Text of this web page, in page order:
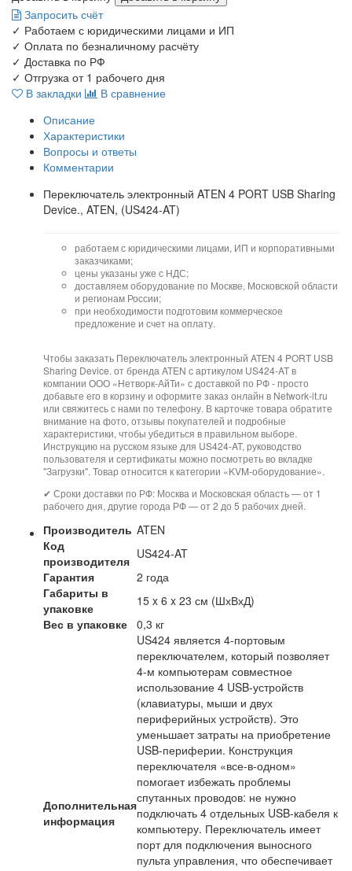
Запросить счёт
✓ Работаем с юридическими лицами и ИП
✓ Оплата по безналичному расчёту
✓ Доставка по РФ
✓ Отгрузка от 1 рабочего дня
В закладки
В сравнение
Описание
Характеристики
Вопросы и ответы
Комментарии
Переключатель электронный ATEN 4 PORT USB Sharing
Device., ATEN, (US424-AT)
работаем с юридическими лицами, ИП и корпоративными
заказчиками;
цены указаны уже с НДС;
доставляем оборудование по Москве, Московской области
и регионам России;
при необходимости подготовим коммерческое
предложение и счет на оплату.
Чтобы заказать Переключатель электронный ATEN 4 PORT USB
Sharing Device. от бренда ATEN с артикулом US424-AT в
компании ООО «Нетворк-АйТи» с доставкой по РФ - просто
добавьте его в корзину и оформите заказ онлайн в Network-it.ru
или свяжитесь с нами по телефону. В карточке товара обратите
внимание на фото, отзывы покупателей и подробные
характеристики, чтобы убедиться в правильном выборе.
Инструкцию на русском языке для US424-AT, руководство
пользователя и сертификаты можно посмотреть во вкладке
"Загрузки". Товар относится к категории «KVM-оборудование».
✔ Сроки доставки по РФ: Москва и Московская область — от 1
рабочего дня, другие города РФ — от 2 до 5 рабочих дней.
Производитель ATEN
Код
производителя US424-AT
Гарантия
2 года
Габариты в
упаковке
15 x 6 x 23 см (ШхВхД)
Вес в упаковке 0,3 кг
Дополнительная
информация
US424 является 4-портовым
переключателем, который позволяет
4-м компьютерам совместное
использование 4 USB-устройств
(клавиатуры, мыши и двух
периферийных устройств). Это
уменьшает затраты на приобретение
USB-периферии. Конструкция
переключателя «все-в-одном»
помогает избежать проблемы
спутанных проводов: не нужно
подключать 4 отдельных USB-кабеля к
компьютеру. Переключатель имеет
порт для подключения выносного
пульта управления, что обеспечивает